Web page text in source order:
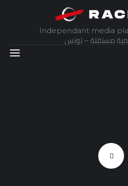
Independant media
مستقلة – تونس